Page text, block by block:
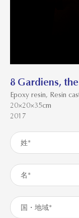
8 Gardiens,
Epoxy resin, Resin
20×20×35cm
2017